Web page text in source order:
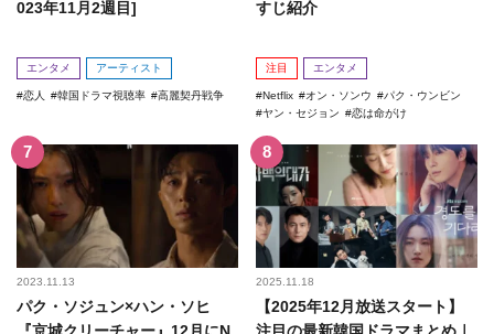
023年11月2週目]
エンタメ アーティスト
恋人 韓国ドラマ視聴率 高麗契丹戦争
すじ紹介
注目 エンタメ
Netflix オン・ソンウ
パク・ウンビン
ヤン・セジョン
恋は命がけ
2023.11.13
パク・ソジュン×ハン・ソヒ
2025.11.18
【2025年12月放送スタート】